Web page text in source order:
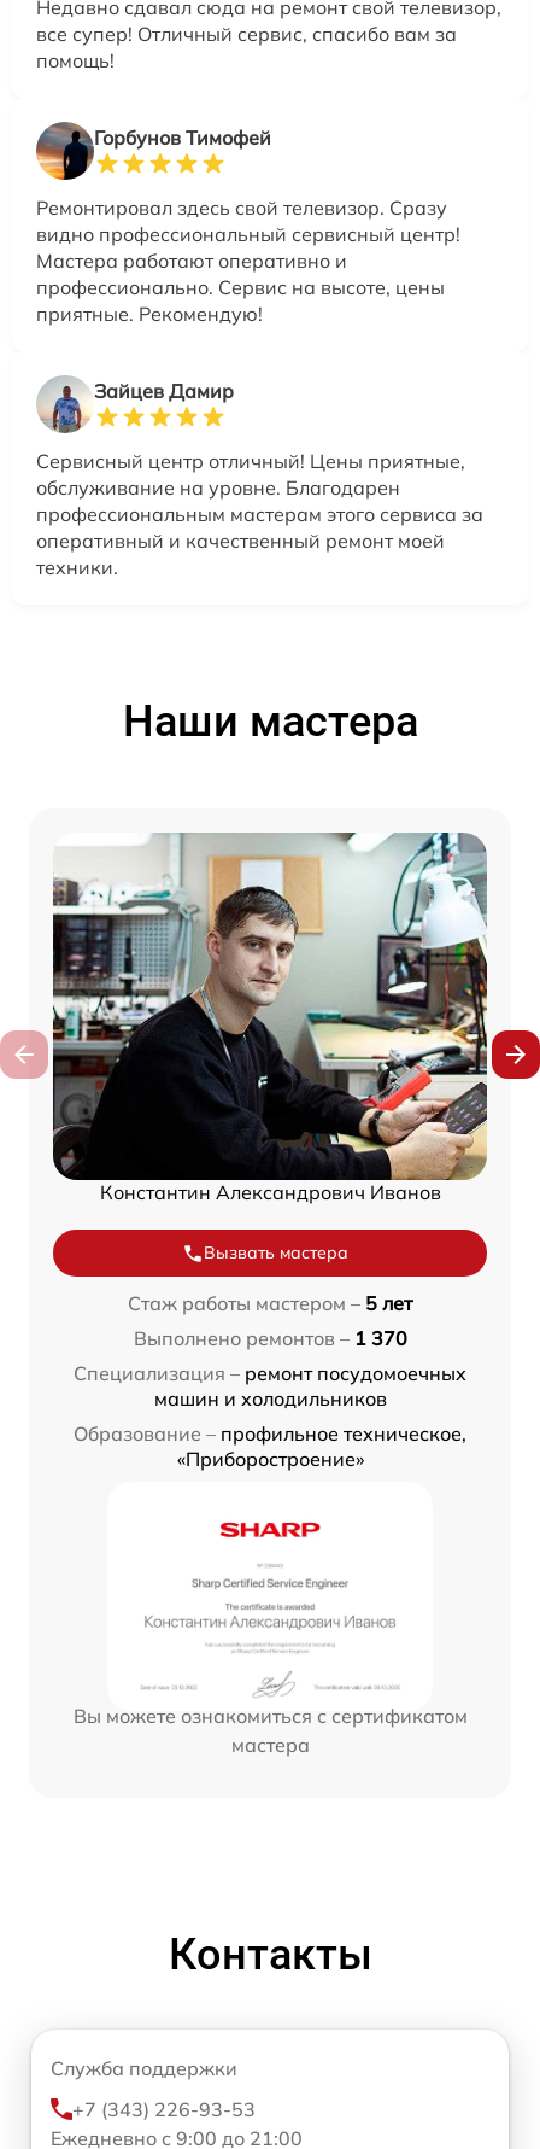
Недавно сдавал сюда на ремонт свой телевизор,
все супер! Отличный сервис, спасибо вам за
помощь!
Горбунов Тимофей
Ремонтировал здесь свой телевизор. Сразу
видно профессиональный сервисный центр!
Мастера работают оперативно и
профессионально. Сервис на высоте, цены
приятные. Рекомендую!
Зайцев Дамир
Сервисный центр отличный! Цены приятные,
обслуживание на уровне. Благодарен
профессиональным мастерам этого сервиса за
оперативный и качественный ремонт моей
техники.
Наши мастера
Константин Александрович Иванов
Вызвать мастера
Стаж работы мастером – 5 лет
Выполнено ремонтов – 1 370
Специализация – ремонт посудомоечных
машин и холодильников
Образование – профильное техническое,
«Приборостроение»
Вы можете ознакомиться с сертификатом
мастера
Контакты
Служба поддержки
+7 (343) 226-93-53
Ежедневно с 9:00 до 21:00